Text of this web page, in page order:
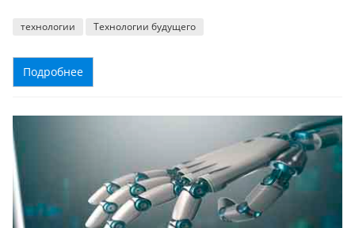
технологии Технологии будущего
Подробнее